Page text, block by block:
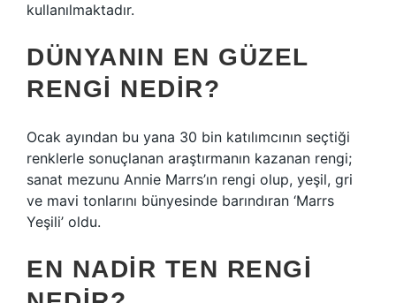
kullanılmaktadır.
DÜNYANIN EN GÜZEL
RENGI NEDIR?
Ocak ayından bu yana 30 bin katılımcının seçtiği
renklerle sonuçlanan araştırmanın kazanan rengi;
sanat mezunu Annie Marrs’ın rengi olup, yeşil, gri
ve mavi tonlarını bünyesinde barındıran ‘Marrs
Yeşili’ oldu.
EN NADIR TEN RENGI